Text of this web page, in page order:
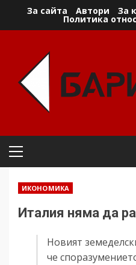
За сайта Автори За
Политика
Primary
ИКОНОМИКА
Италия няма да
Новият
че